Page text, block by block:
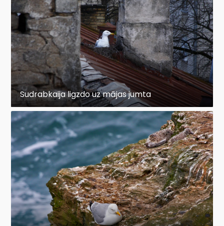
Sudrabkaija ligzdo uz mājas jumta